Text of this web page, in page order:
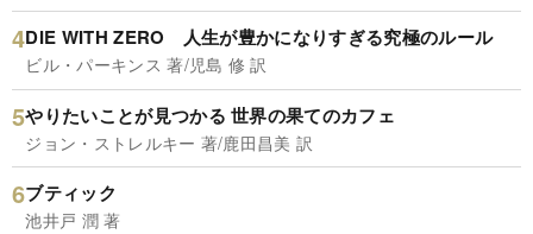
DIE WITH ZERO 人生が豊かになりすぎる究極のルール
ビル・パーキンス 著/児島 修 訳
やりたいことが見つかる 世界の果てのカフェ
ジョン・ストレルキー 著/鹿田昌美 訳
ブティック
池井戸 潤 著